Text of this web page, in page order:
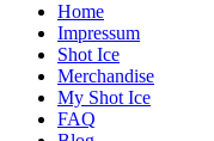
Home
Impressum
Shot Ice
Merchandise
My Shot Ice
FAQ